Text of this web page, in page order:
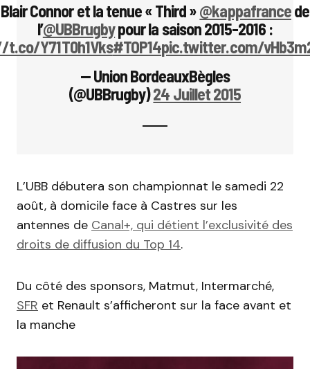
Blair Connor et la tenue « Third »@kappafrancede
l’@UBBrugbypour la saison 2015-2016 :
Y71T0h1Vks#TOP14pic.twitter.com/
— Union BordeauxBègles
(@UBBrugby)24 Juillet 2015
L’UBB débutera son championnat le samedi 22
août, à domicile face à Castres sur les
antennes de Canal+, qui détient l’exclusivité des
droits de diffusion du Top 14.
Du côté des sponsors, Matmut, Intermarché,
SFR et Renault s’afficheront sur la face avant et
la manche